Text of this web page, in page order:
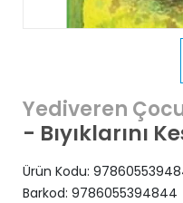
Yediveren
- Bıyıklarını
Ürün Kodu:
Barkod: 9786055394844